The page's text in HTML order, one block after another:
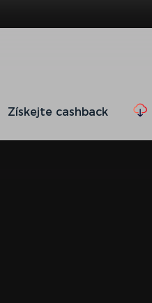
Získejte cashback